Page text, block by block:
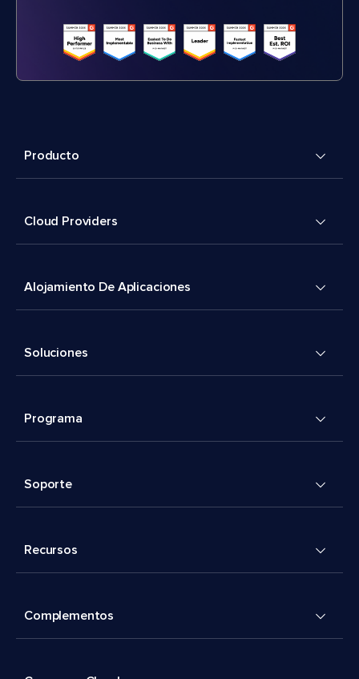
Producto
Cloud Providers
Alojamiento De Aplicaciones
Soluciones
Programa
Soporte
Recursos
Complementos